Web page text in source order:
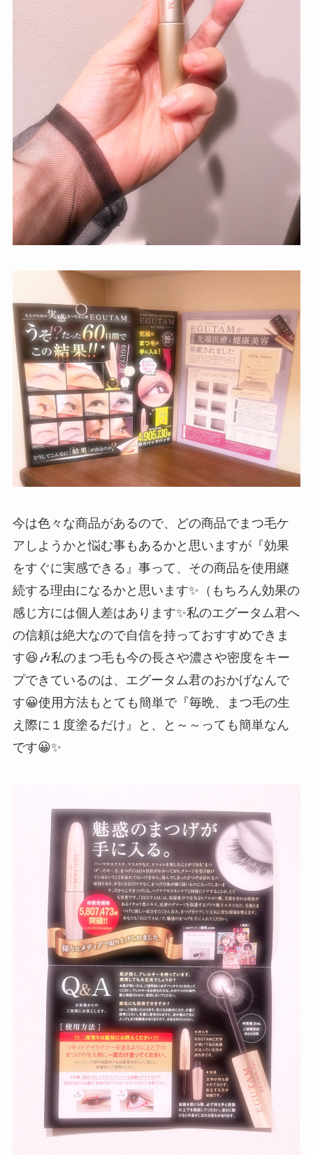
今は色々な商品があるので、どの商品でまつ毛ケ
アしようかと悩む事もあるかと思いますが『効果
をすぐに実感できる』事って、その商品を使用継
続する理由になるかと思います✨（もちろん効果の
感じ方には個人差はあります✨私のエグータム君へ
の信頼は絶大なので自信を持っておすすめできま
す😆🎶私のまつ毛も今の長さや濃さや密度をキー
プできているのは、エグータム君のおかげなんで
す😀使用方法もとても簡単で『毎晩、まつ毛の生
え際に１度塗るだけ』と、と～～っても簡単なん
です😀✨